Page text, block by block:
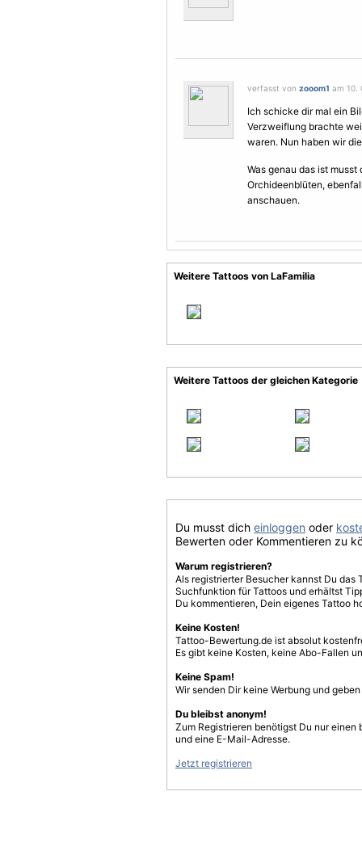
verfasst von zooom1 am 10.
Ich schicke dir mal ein
Verzweiflung brachte
waren. Nun haben wir
Was genau das ist
Orchideenblüten,
anschauen.
Weitere Tattoos von LaFamilia
Weitere Tattoos der gleichen Kategorie
Du musst dich einloggen oder
Bewerten oder Kommentieren zu
Warum registrieren?
Als registrierter Besucher kannst Du
Suchfunktion für Tattoos und erhältst
Du kommentieren, Dein eigenes Tattoo
Keine Kosten!
Tattoo-Bewertung.de ist absolut
Es gibt keine Kosten, keine Abo-Fallen
Keine Spam!
Wir senden Dir keine Werbung und
Du bleibst anonym!
Zum Registrieren benötigst Du nur einen
und eine E-Mail-Adresse.
Jetzt registrieren